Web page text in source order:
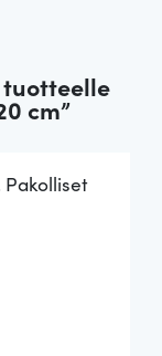
cm”
Pakolliset